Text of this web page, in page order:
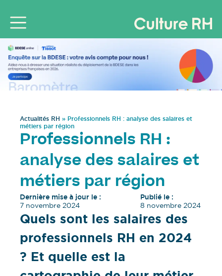
Actualités RH » Professionnels RH : analyse des salaires et
métiers par région
Professionnels RH :
analyse des salaires et
métiers par région
Dernière mise à jour le :
7 novembre 2024
Publié le :
8 novembre 2024
Quels sont les salaires des
professionnels RH en 2024
? Et quelle est la